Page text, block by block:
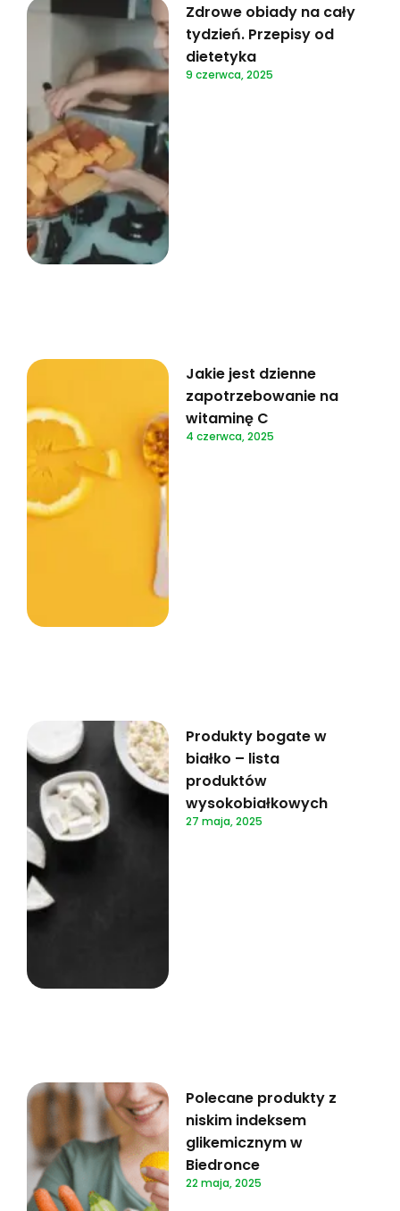
Zdrowe obiady na cały
tydzień. Przepisy od
dietetyka
9 czerwca, 2025
Jakie jest dzienne
zapotrzebowanie na
witaminę C
4 czerwca, 2025
Produkty bogate w
białko – lista
produktów
wysokobiałkowych
27 maja, 2025
Polecane produkty z
niskim indeksem
glikemicznym w
Biedronce
22 maja, 2025